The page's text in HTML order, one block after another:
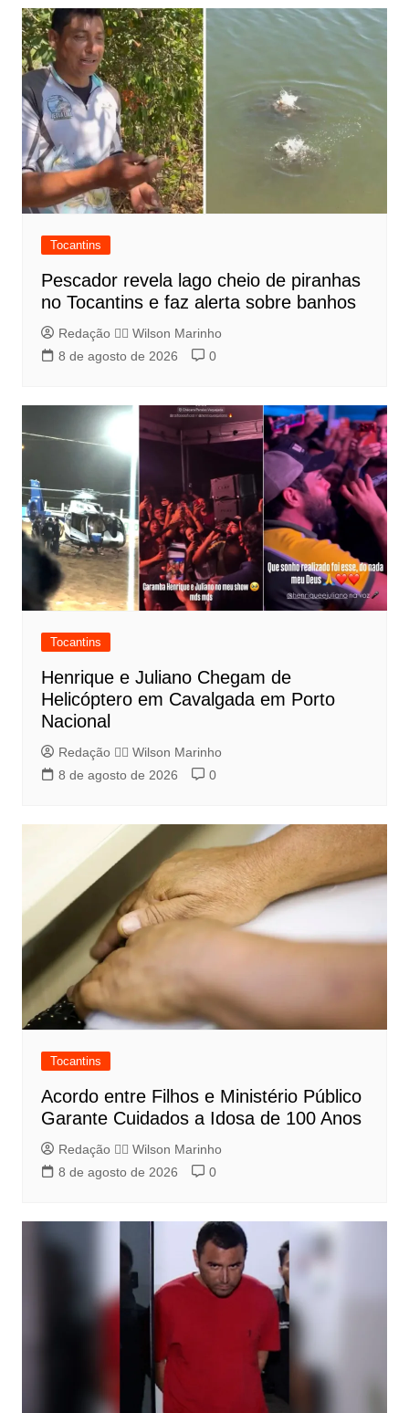
Tocantins
Pescador revela lago cheio de piranhas
no Tocantins e faz alerta sobre banhos
Redação 👨‍⚖️​ Wilson Marinho
8 de agosto de 2026
0
Tocantins
Henrique e Juliano Chegam de
Helicóptero em Cavalgada em Porto
Nacional
Redação 👨‍⚖️​ Wilson Marinho
8 de agosto de 2026
0
Tocantins
Acordo entre Filhos e Ministério Público
Garante Cuidados a Idosa de 100 Anos
Redação 👨‍⚖️​ Wilson Marinho
8 de agosto de 2026
0